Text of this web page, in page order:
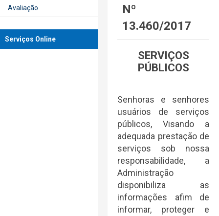
Avaliação
Serviços Online
Nº
13.460/2017
SERVIÇOS
PÚBLICOS
Senhoras e senhores
usuários de serviços
públicos, Visando a
adequada prestação de
serviços sob nossa
responsabilidade, a
Administração
disponibiliza as
informações afim de
informar, proteger e